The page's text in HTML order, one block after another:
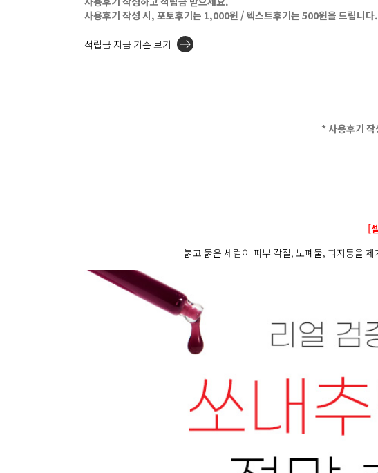
사용후기 작성 시, 포토후기는 1,000원 / 텍스트후기는 500원을 드립니다.
적립금 지급 기준 보기
* 사용후기
[
붉고 묽은 세럼이 피부 각질, 노폐물, 피지등을